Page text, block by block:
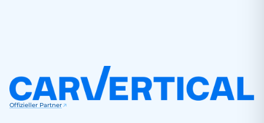
Offizieller Partner